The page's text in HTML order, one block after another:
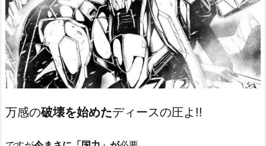
万感の破壊を始めたディースの圧よ!!